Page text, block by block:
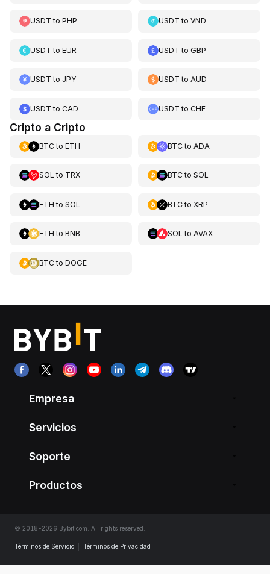
USDT to PHP USDT toVND
USDT to EUR USDT toGBP
USDT to JPY USDT toAUD
USDT to CAD USDT toCHF
Cripto a Cripto
BTCto ETH BTCto ADA
SOL to TRX BTCto SOL
ETH to SOL BTCto XRP
ETH to BNB SOL to AVAX
BTCto DOGE
Empresa
Servicios
Soporte
Productos
© 2018-2026 Bybit.com. All rights reserved.
Términos de Servicio Términos de Privacidad